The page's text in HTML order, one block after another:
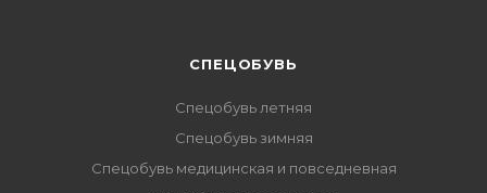
CПЕЦОБУВЬ
Спецобувь летняя
Спецобувь зимняя
Спецобувь медицинская и повседневная